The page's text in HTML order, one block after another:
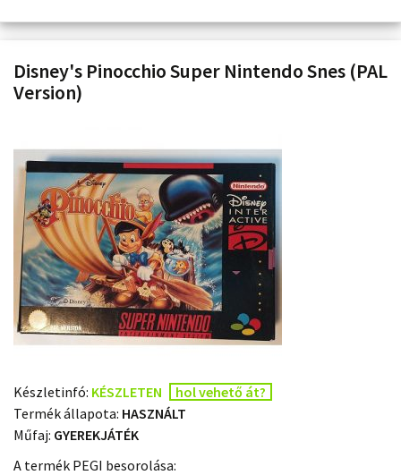
Disney's Pinocchio Super Nintendo Snes (PAL
Version)
Készletinfó: KÉSZLETEN
hol vehető át?
Termék állapota: HASZNÁLT
Műfaj: GYEREKJÁTÉK
A termék PEGI besorolása: